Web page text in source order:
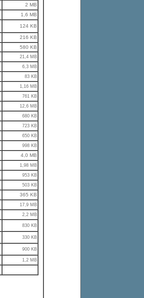
2 MB
1,6 MB
124 KB
216 KB
580 KB
21,4 MB
6,3 MB
83 KB
1,16 MB
761 KB
12,6 MB
680 KB
723 KB
650 KB
998 KB
4,0 MB
1,98 MB
953 KB
503 KB
365 KB
17,9 MB
2,2 MB
830 KB
330 KB
900 KB
1,2 MB